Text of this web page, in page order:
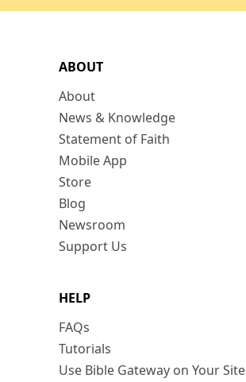
ABOUT
About
News & Knowledge
Statement of Faith
Mobile App
Store
Blog
Newsroom
Support Us
HELP
FAQs
Tutorials
Use Bible Gateway on Your Site